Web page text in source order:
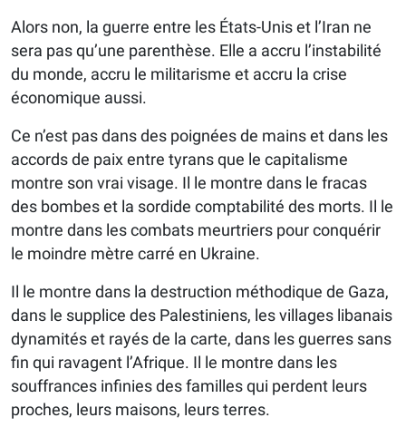
Alors non, la guerre entre les États-Unis et l’Iran ne
sera pas qu’une parenthèse. Elle a accru l’instabilité
du monde, accru le militarisme et accru la crise
économique aussi.
Ce n’est pas dans des poignées de mains et dans les
accords de paix entre tyrans que le capitalisme
montre son vrai visage. Il le montre dans le fracas
des bombes et la sordide comptabilité des morts. Il le
montre dans les combats meurtriers pour conquérir
le moindre mètre carré en Ukraine.
Il le montre dans la destruction méthodique de Gaza,
dans le supplice des Palestiniens, les villages libanais
dynamités et rayés de la carte, dans les guerres sans
fin qui ravagent l’Afrique. Il le montre dans les
souffrances infinies des familles qui perdent leurs
proches, leurs maisons, leurs terres.